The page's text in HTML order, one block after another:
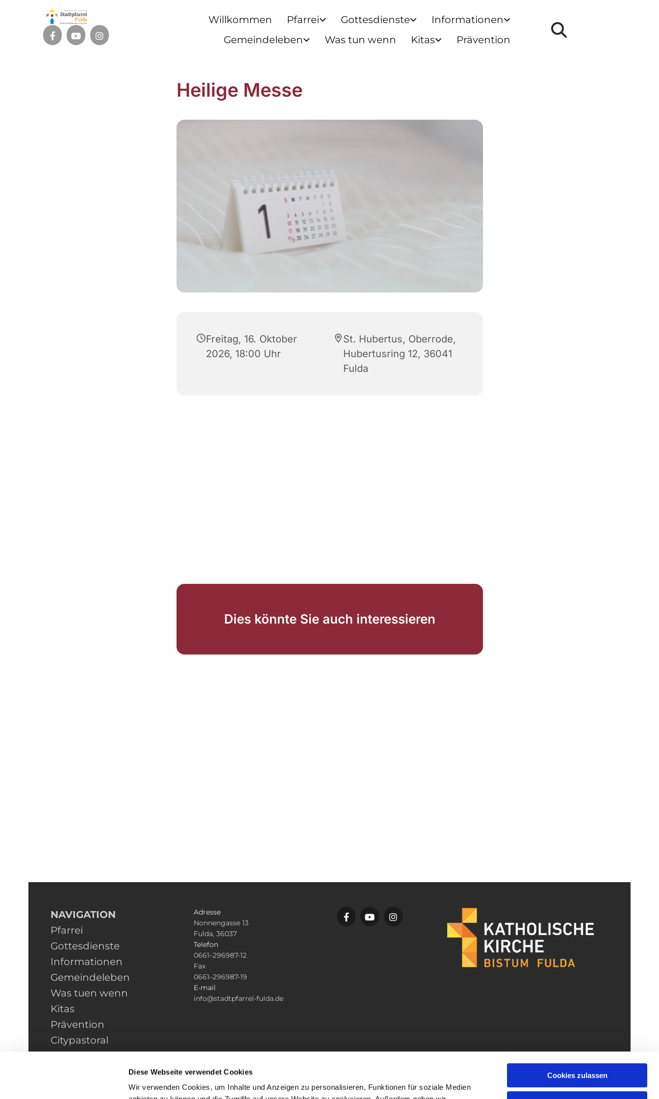
Diese Webseite verwendet Cookies
Wir verwenden Cookies, um Inhalte und Anzeigen zu personalisieren, Funktionen für soziale Medien
Cookies zulassen
Willkommen Pfarrei Gottesdienste
Informationen
Gemeindeleben
Was tun wenn Kitas Prävention
Heilige Messe
Freitag, 16. Oktober
2026, 18:00 Uhr
St. Hubertus, Oberrode,
Hubertusring 12, 36041
Fulda
Dies könnte Sie auch interessieren
NAVIGATION
Pfarrei
Gottesdienste
Informationen
Gemeindeleben
Was tuen wenn
Kitas
Prävention
Citypastoral
Kontakt
HINWEISGEBERSCHUTZ
Adresse
Nonnengasse 13
Fulda, 36037
Telefon
0661–296987-12
Fax
0661–296987-19
E-mail
info@stadtpfarrei-fulda.de